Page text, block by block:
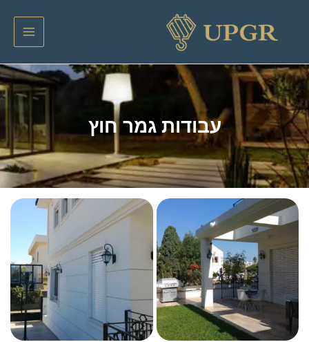
Main
עבודות גמר חוץ
navigation